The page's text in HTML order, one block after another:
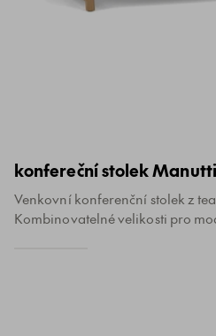
konfereční stolek
Venkovní konferenční stolek z
Kombinovatelné velikosti pro